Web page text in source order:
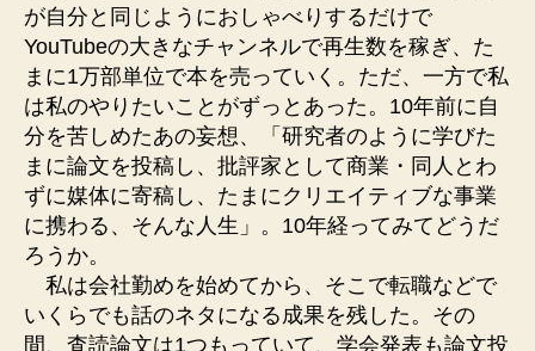
が自分と同じようにおしゃべりするだけで
YouTubeの大きなチャンネルで再生数を稼ぎ、た
まに1万部単位で本を売っていく。ただ、一方で私
は私のやりたいことがずっとあった。10年前に自
分を苦しめたあの妄想、「研究者のように学びた
まに論文を投稿し、批評家として商業・同人とわ
ずに媒体に寄稿し、たまにクリエイティブな事業
に携わる、そんな人生」。10年経ってみてどうだ
ろうか。
私は会社勤めを始めてから、そこで転職などで
いくらでも話のネタになる成果を残した。その
間、査読論文は1つもっていて、学会発表も論文投